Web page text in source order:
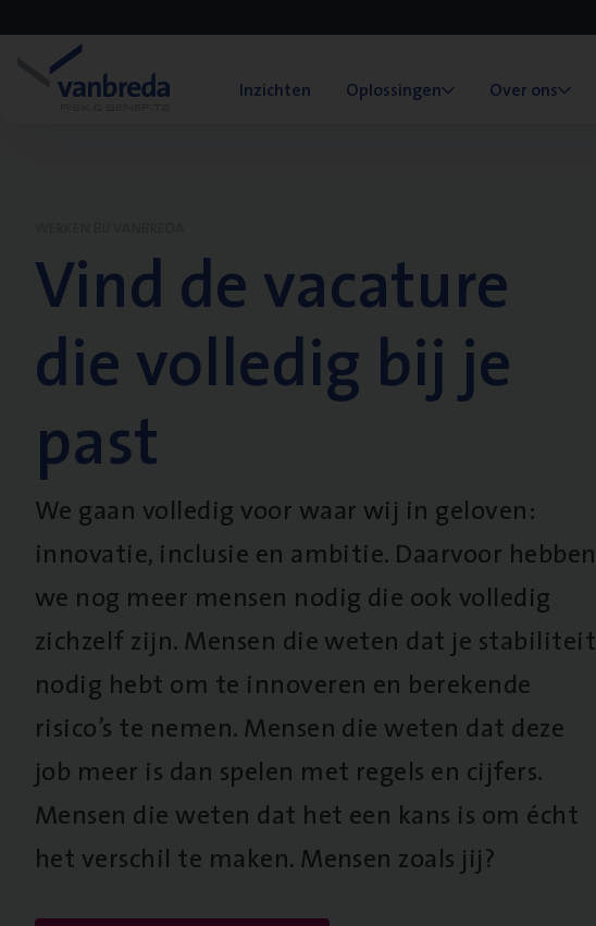
Inzichten Oplossingen Over ons
Vind de vacature
die volledig bij je
past
We gaan volledig voor waar wij in geloven:
innovatie, inclusie en ambitie. Daarvoor hebben
we nog meer mensen nodig die ook volledig
zichzelf zijn. Mensen die weten dat je stabiliteit
nodig hebt om te innoveren en berekende
risico’s te nemen. Mensen die weten dat deze
job meer is dan spelen met regels en cijfers.
Mensen die weten dat het een kans is om écht
het verschil te maken. Mensen zoals jij?